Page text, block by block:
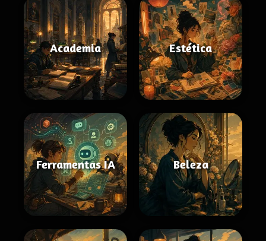
Academia Estética
Ferramentas IA Beleza